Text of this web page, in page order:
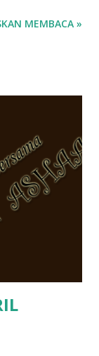
aku hentam je
balik terasa
dan kami
masuk 2 tahun
kenal huruf
mula fikir
ada
cerita pasal
MEMBACA »